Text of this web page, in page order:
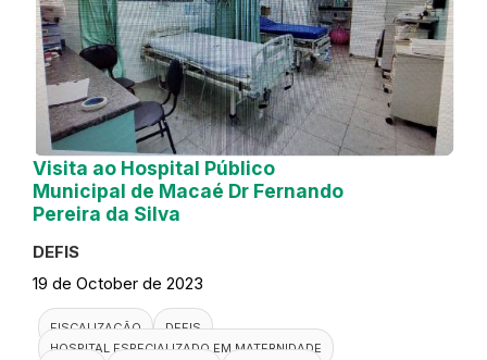
Visita ao Hospital Público
Municipal de Macaé Dr Fernando
Pereira da Silva
DEFIS
19 de October de 2023
FISCALIZAÇÃO
DEFIS
HOSPITAL ESPECIALIZADO EM MATERNIDADE